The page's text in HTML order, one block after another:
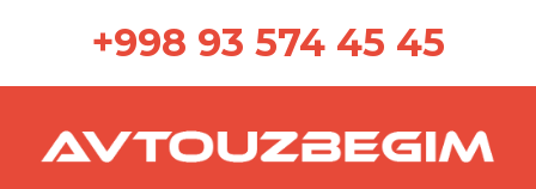
+998 93 574 45 45